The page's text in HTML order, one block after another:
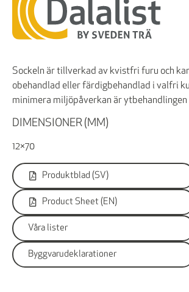
Sockeln är tillverkad av kvistfri furu och
obehandlad eller färdigbehandlad i valfri
minimera miljöpåverkan är
DIMENSIONER (MM)
12×70
Produktblad (SV)
Product Sheet (EN)
Våra lister
Byggvarudeklarationer